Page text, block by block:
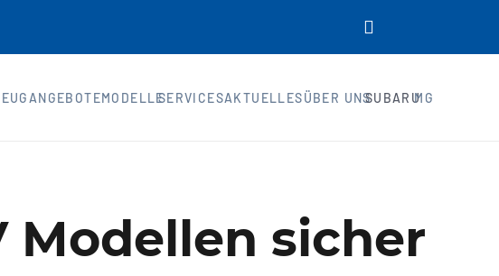
MODELLESERVICESAKTUELLESÜBER UNSSUBARUMG
Modellen sicher